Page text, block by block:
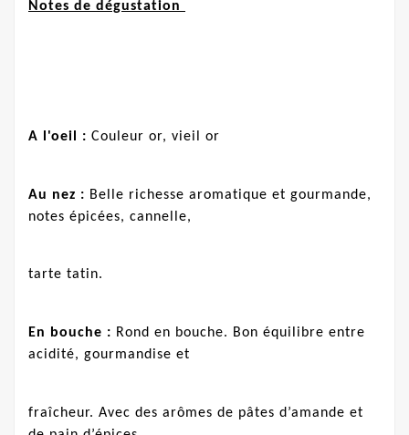
Notes de dégustation
A l'oeil : Couleur or, vieil or
Au nez : Belle richesse aromatique et gourmande,
notes épicées, cannelle,
tarte tatin.
En bouche : Rond en bouche. Bon équilibre entre
acidité, gourmandise et
fraîcheur. Avec des arômes de pâtes d’amande et